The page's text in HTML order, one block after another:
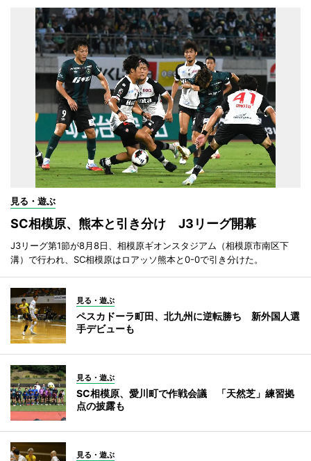
見る・遊ぶ
SC相模原、熊本と引き分け J3リーグ開幕
J3リーグ第1節が8月8日、相模原ギオンスタジアム（相模原市南区下
溝）で行われ、SC相模原はロアッソ熊本と0-0で引き分けた。
見る・遊ぶ
ペスカドーラ町田、北九州に逆転勝ち 新外国人選
手デビューも
見る・遊ぶ
SC相模原、愛川町で作戦会議 「天然芝」練習拠
点の披露も
見る・遊ぶ